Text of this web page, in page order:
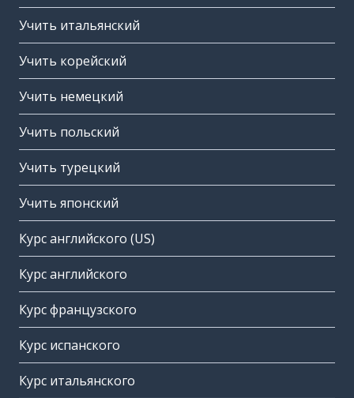
Учить итальянский
Учить корейский
Учить немецкий
Учить польский
Учить турецкий
Учить японский
Курс английского (US)
Курс английского
Курс французского
Курс испанского
Курс итальянского